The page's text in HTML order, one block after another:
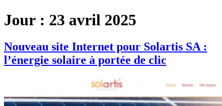
Jour : 23 avril 2025
Nouveau site Internet pour Solartis SA :
l’énergie solaire à portée de clic